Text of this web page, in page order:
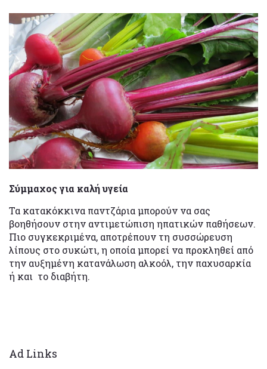
Σύμμαχος για καλή υγεία
Τα κατακόκκινα παντζάρια μπορούν να σας
βοηθήσουν στην αντιμετώπιση ηπατικών παθήσεων.
Πιο συγκεκριμένα, αποτρέπουν τη συσσώρευση
λίπους στο συκώτι, η οποία μπορεί να προκληθεί από
την αυξημένη κατανάλωση αλκοόλ, την παχυσαρκία
ή και το διαβήτη.
Ad Links